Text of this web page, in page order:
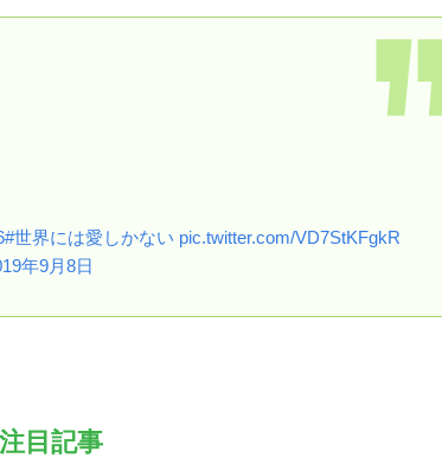
？
の方が官能的だよな？
#世界には愛しかない pic.twitter.com/VD7StKFgkR
年9月8日
注目記事